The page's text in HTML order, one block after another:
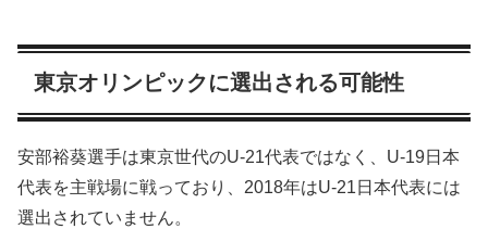
東京オリンピックに選出される可能性
安部裕葵選手は東京世代のU-21代表ではなく、U-19日本
代表を主戦場に戦っており、2018年はU-21日本代表には
選出されていません。